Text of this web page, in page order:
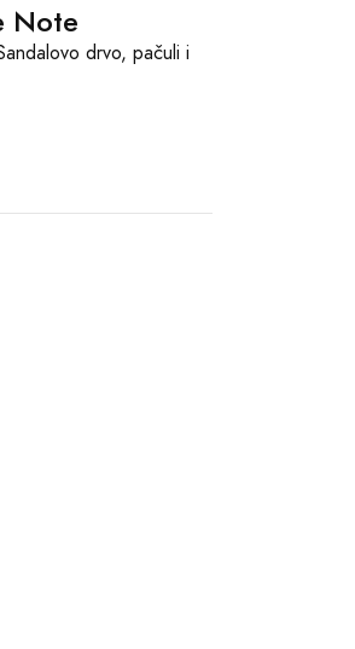
Note
drvo, pačuli i